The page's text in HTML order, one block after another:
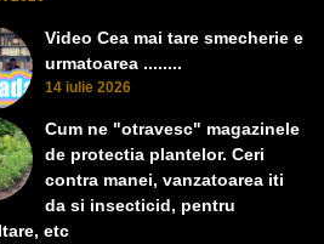
Video Cea mai tare smecherie e
urmatoarea ........
14 iulie 2026
Cum ne "otravesc" magazinele
de protectia plantelor. Ceri
contra manei, vanzatoarea iti
da si insecticid, pentru
etc